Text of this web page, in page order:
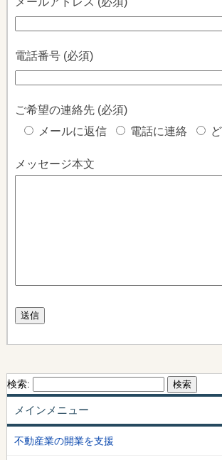
電話番号 (必須)
ご希望の連絡先 (必須)
メールに返信
電話に連絡
メッセージ本文
検索:
メインメニュー
不動産業の開業を支援